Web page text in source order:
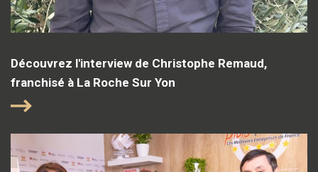
Découvrez l'interview de Christophe Remaud,
franchisé à La Roche Sur Yon